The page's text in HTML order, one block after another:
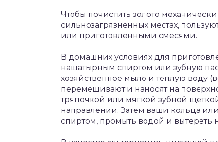
Чтобы почистить золото
сильнозагрязненных местах,
или приготовленными смесями.
В домашних условиях для
нашатырным спиртом или зубную
хозяйственное мыло и теплую воду
перемешивают и наносят на
тряпочкой или мягкой зубной
направлении. Затем ваши кольца
спиртом, промыть водой и вытереть